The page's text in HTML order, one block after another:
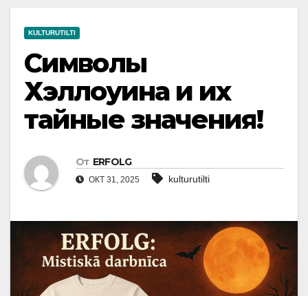
KULTURUTILTI
Символы
Хэллоуина и их
тайные значения!
От ERFOLG
ОКТ 31, 2025 kulturutilti